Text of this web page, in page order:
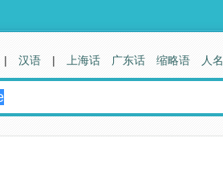
| 汉语 | 上海话 广东话 缩略语 人名